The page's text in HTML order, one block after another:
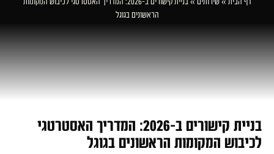
דף הבית »שירותים »
בניית קישורים ב-2026: המדריך האסטרטגי לכיבוש המקומות
הראשונים בגוגל
בניית קישורים ב-2026: המדריך האסטרטגי
לכיבוש המקומות הראשונים בגוגל